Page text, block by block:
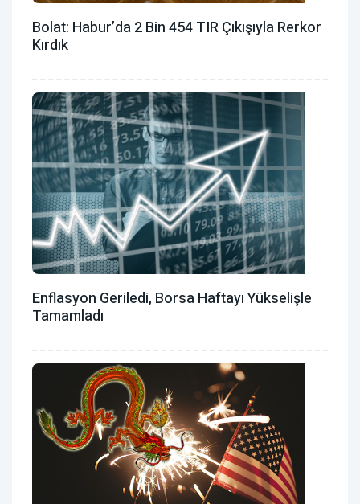
Bolat: Habur’da 2 Bin 454 TIR Çıkışıyla Rerkor
Kırdık
Enflasyon Geriledi, Borsa Haftayı Yükselişle
Tamamladı